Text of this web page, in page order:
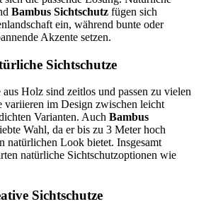
Bambus Sichtschutz fügen sich
ein, während bunte oder
Akzente setzen.
Sichtschutze
Holz sind zeitlos und passen zu vielen
variieren im Design zwischen leicht
Varianten. Auch Bambus
Wahl, da er bis zu 3 Meter hoch
natürlichen Look bietet. Insgesamt
natürliche Sichtschutzoptionen wie
Sichtschutze